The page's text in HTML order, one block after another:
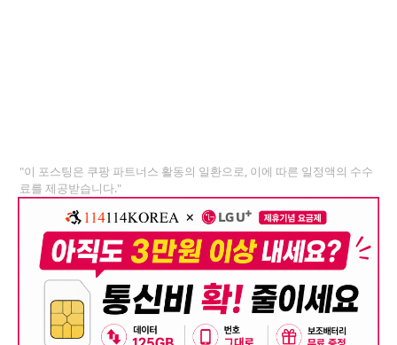
"이 포스팅은 쿠팡 파트너스 활동의 일환으로, 이에 따른 일정액의 수수
료를 제공받습니다."